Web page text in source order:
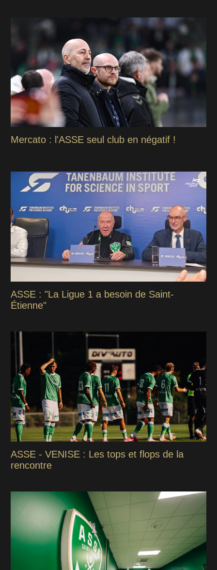
Mercato : l'ASSE seul club en négatif !
ASSE : "La Ligue 1 a besoin de Saint-
Étienne"
ASSE - VENISE : Les tops et flops de la
rencontre